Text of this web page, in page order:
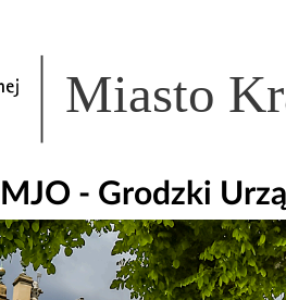
Miasto
- Grodzki